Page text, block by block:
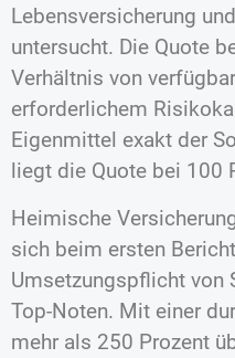
Lebensversicherung
untersucht. Die Quote
Verhältnis von
erforderlichem
Eigenmittel exakt der
liegt die Quote bei 100
Heimische
sich beim ersten
Umsetzungspflicht von
Top-Noten. Mit einer
mehr als 250 Prozent